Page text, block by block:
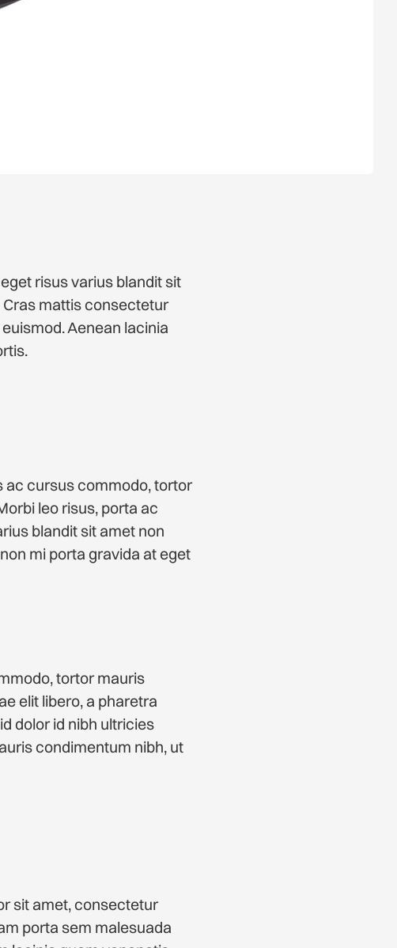
risus varius blandit sit
mattis consectetur
Aenean lacinia
ac cursus commodo, tortor
leo risus, porta ac
blandit sit amet non
mi porta gravida at eget
tortor mauris
elit libero, a pharetra
dolor id nibh ultricies
condimentum nibh, ut
sit amet, consectetur
porta sem malesuada